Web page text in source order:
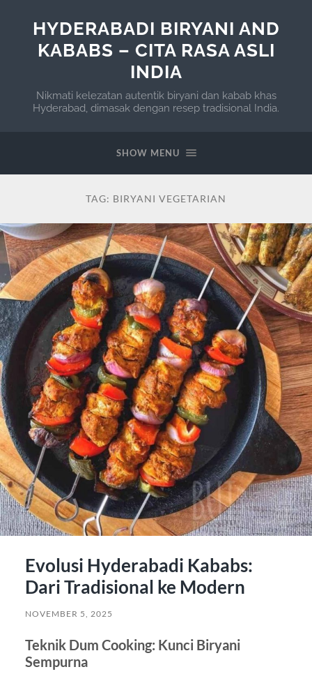
HYDERABADI BIRYANI AND
KABABS – CITA RASA ASLI
INDIA
Nikmati kelezatan autentik biryani dan kabab khas
Hyderabad, dimasak dengan resep tradisional India.
SHOW MENU
TAG: BIRYANI VEGETARIAN
Evolusi Hyderabadi Kababs:
Dari Tradisional ke Modern
NOVEMBER 5, 2025
Teknik Dum Cooking: Kunci Biryani
Sempurna